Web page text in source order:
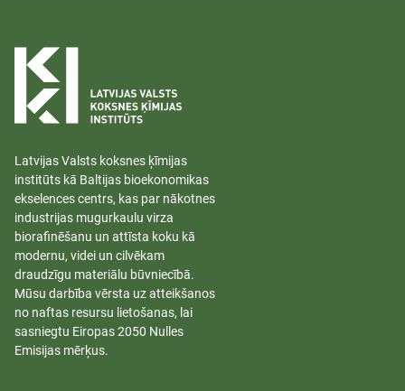
Latvijas Valsts koksnes ķīmijas
institūts kā Baltijas bioekonomikas
ekselences centrs, kas par nākotnes
industrijas mugurkaulu virza
biorafinēšanu un attīsta koku kā
modernu, videi un cilvēkam
draudzīgu materiālu būvniecībā.
Mūsu darbība vērsta uz atteikšanos
no naftas resursu lietošanas, lai
sasniegtu Eiropas 2050 Nulles
Emisijas mērķus.